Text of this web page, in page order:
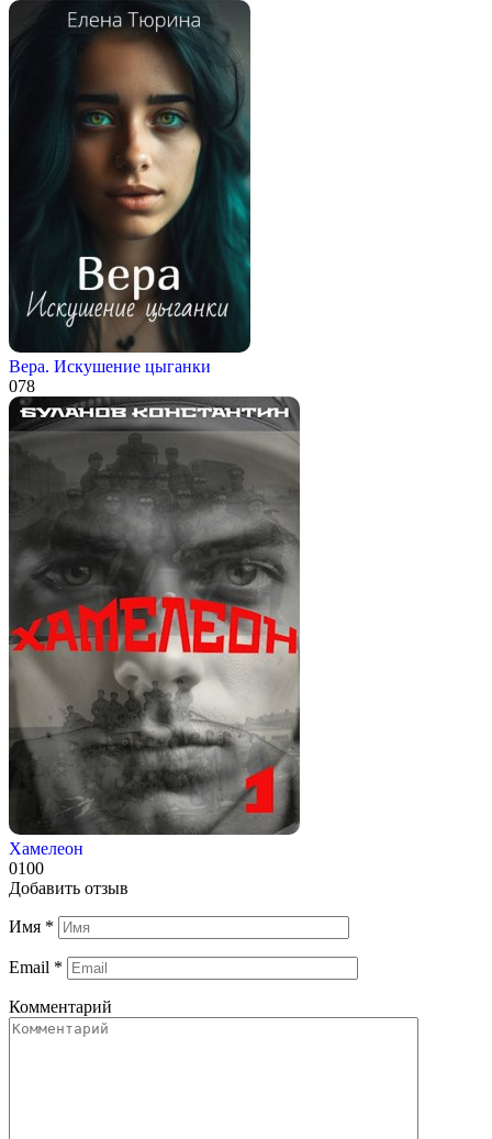
Вера. Искушение цыганки
078
Хамелеон
0100
Добавить отзыв
Имя *
Email *
Комментарий